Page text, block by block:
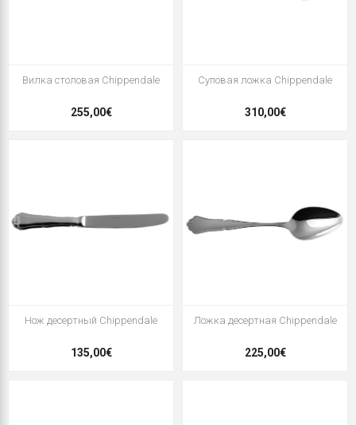
Вилка столовая Chippendale
255,00€
Суповая ложка Chippendale
310,00€
Нож десертный Chippendale
135,00€
Ложка десертная Chippendale
225,00€